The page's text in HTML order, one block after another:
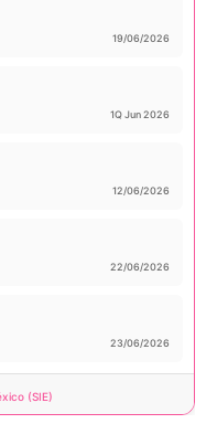
Actualizado:
19/06/2026
Actualizado:
1Q Jun 2026
Actualizado:
12/06/2026
Actualizado:
22/06/2026
Actualizado:
23/06/2026
(SIE)